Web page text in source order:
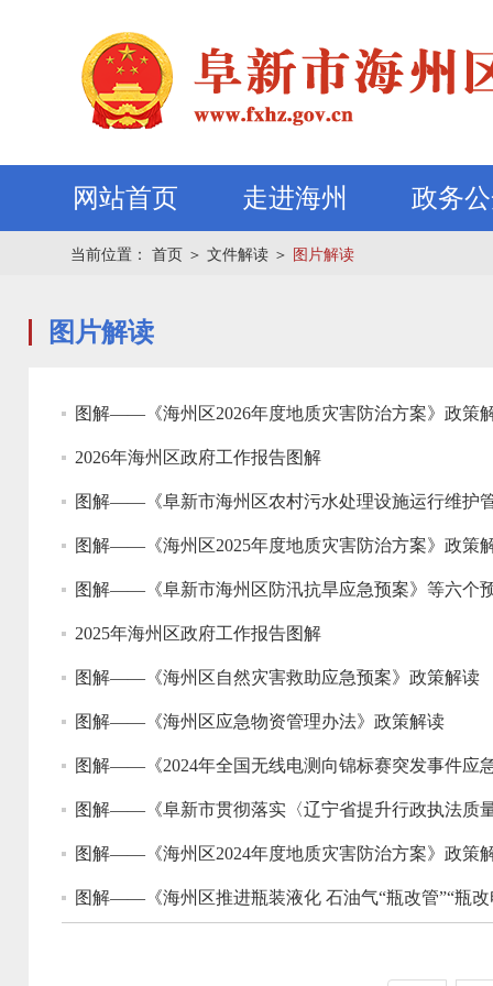
网站首页 走进海州 政务
当前位置： 首页 ＞ 文件解读 ＞ 图片解读
图片解读
图解——《海州区2026年度地质灾害防治方案》政策
2026年海州区政府工作报告图解
图解——《阜新市海州区农村污水处理设施运行维护
图解——《海州区2025年度地质灾害防治方案》政策
图解——《阜新市海州区防汛抗旱应急预案》等六个
2025年海州区政府工作报告图解
图解——《海州区自然灾害救助应急预案》政策解读
图解——《海州区应急物资管理办法》政策解读
图解——《2024年全国无线电测向锦标赛突发事件应
图解——《阜新市贯彻落实〈辽宁省提升行政执法质
图解——《海州区2024年度地质灾害防治方案》政策
图解——《海州区推进瓶装液化 石油气“瓶改管”“瓶